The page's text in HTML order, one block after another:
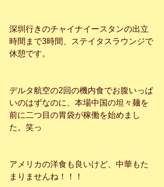
深圳行きのチャイナイースタンの出立
時間まで3時間、ステイタスラウンジで
休憩です。
デルタ航空の2回の機内食でお腹いっぱ
いのはずなのに、本場中国の坦々麺を
前に二つ目の胃袋が稼働を始めまし
た。笑っ
アメリカの洋食も良いけど、中華もた
まりませんね！！！